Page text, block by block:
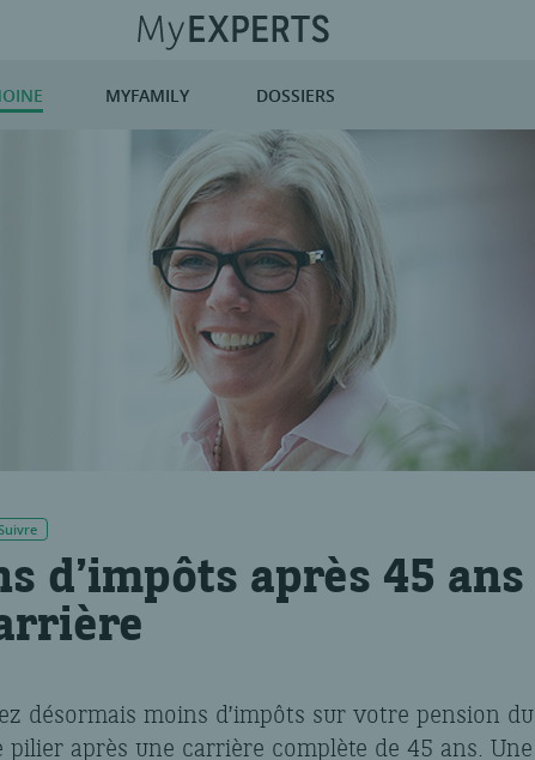
MYFAMILY DOSSIERS
d’impôts après 45 ans
désormais moins d’impôts sur votre pension du
pilier après une carrière complète de 45 ans. Une